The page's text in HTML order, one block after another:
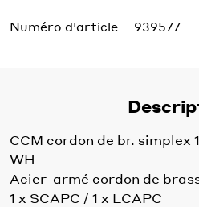
Numéro d'article 939577
CCM cordon de br. simplex
WH
Acier-armé cordon de
1 x SCAPC / 1 x LCAPC